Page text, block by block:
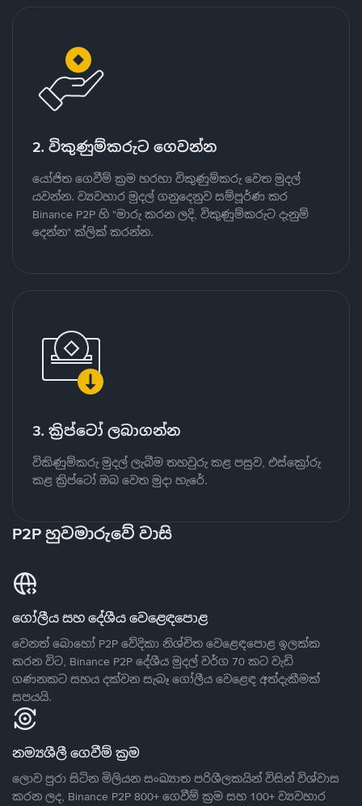
2. විකුණුම්කරුට ගෙවන්න
යෝජිත ගෙවීම් ක්‍රම හරහා විකුණුම්කරු වෙත මුදල්
යවන්න. ව්‍යවහාර මුදල් ගනුදෙනුව සම්පූර්ණ කර
Binance P2P හි "මාරු කරන ලදි, විකුණුම්කරුට දැනුම්
දෙන්න" ක්ලික් කරන්න.
3. ක්‍රිප්ටෝ ලබාගන්න
විකිණුම්කරු මුදල් ලැබීම තහවුරු කළ පසුව, එස්ක්‍රෝරු
කළ ක්‍රිප්ටෝ ඔබ වෙත මුදා හැරේ.
P2P හුවමාරුවේ වාසි
ගෝලීය සහ දේශීය වෙළෙඳපොළ
වෙනත් බොහෝ P2P වේදිකා නිශ්චිත වෙළෙඳපොළ ඉලක්ක
කරන විට, Binance P2P දේශීය මුදල් වර්ග 70 කට වැඩි
ගණනකට සහය දක්වන සැබෑ ගෝලීය වෙළෙඳ අත්දැකීමක්
සපයයි.
නම්‍යශීලී ගෙවීම් ක්‍රම
ලොව පුරා සිටින මිලියන සංඛ්‍යාත පරිශීලකයින් විසින් විශ්වාස
කරන ලද, Binance P2P 800+ ගෙවීම් ක්‍රම සහ 100+ ව්‍යවහාර